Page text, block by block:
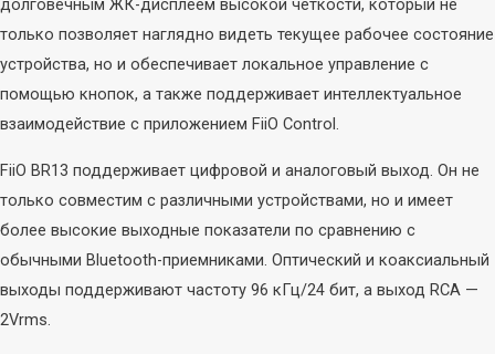
Стационарная
Колонки
Саундбары
Винил
Иглы
Внутриканальные
Накладные
Полноразмерные
Плееры
Аудио
Аксессуары
долговечным ЖК-дисплеем высокой четкости, который не
только позволяет наглядно видеть текущее рабочее состояние
устройства, но и обеспечивает локальное управление с
помощью кнопок, а также поддерживает интеллектуальное
взаимодействие с приложением FiiO Control.
FiiO BR13 поддерживает цифровой и аналоговый выход. Он не
только совместим с различными устройствами, но и имеет
более высокие выходные показатели по сравнению с
обычными Bluetooth-приемниками. Оптический и коаксиальный
выходы поддерживают частоту 96 кГц/24 бит, а выход RCA —
2Vrms.